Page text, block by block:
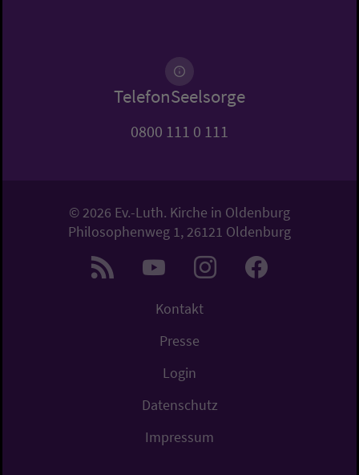
TelefonSeelsorge
0800 111 0 111
© 2026 Ev.-Luth. Kirche in Oldenburg
Philosophenweg 1, 26121 Oldenburg
Kontakt
Presse
Login
Datenschutz
Impressum